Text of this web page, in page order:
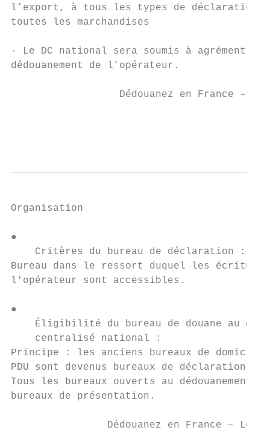
l’export, à tous les types de déclaration
toutes les marchandises
- Le DC national sera soumis à agrément du
dédouanement de l’opérateur.
Dédouanez en France –
Organisation
●
    Critères du bureau de déclaration :
Bureau dans le ressort duquel les écritures
l'opérateur sont accessibles.
●
Éligibilité du bureau de douane au
    centralisé national :
Principe : les anciens bureaux de
PDU sont devenus bureaux de déclaration
Tous les bureaux ouverts au dédouanement
bureaux de présentation.
Dédouanez en France – Le